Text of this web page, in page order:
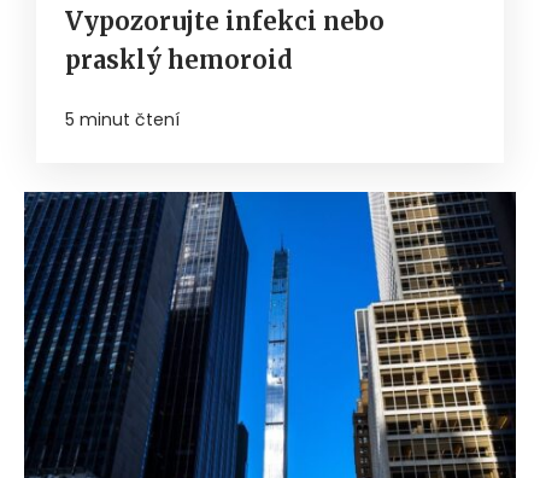
Vypozorujte infekci nebo
prasklý hemoroid
5 minut čtení